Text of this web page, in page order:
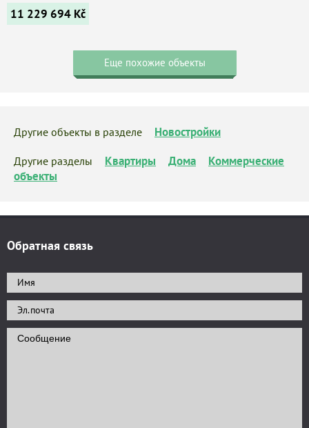
11 229 694 Kč
Еще похожие объекты
Другие объекты в разделе Новостройки
Другие разделы Квартиры Дома
Коммерческие
объекты
Обратная связь